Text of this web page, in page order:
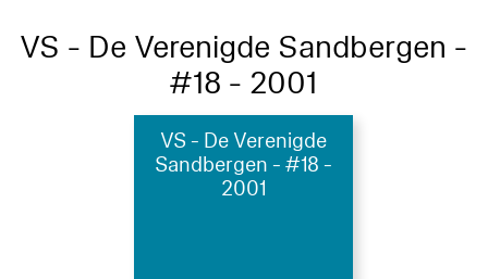
VS - De Verenigde Sandbergen -
#18 - 2001
VS - De Verenigde
Sandbergen - #18 -
2001